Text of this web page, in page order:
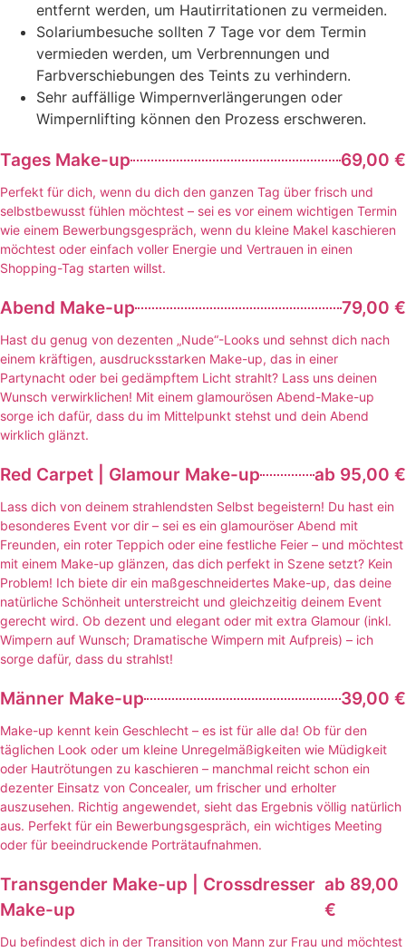
entfernt werden, um Hautirritationen zu vermeiden.
Solariumbesuche sollten 7 Tage vor dem Termin
vermieden werden, um Verbrennungen und
Farbverschiebungen des Teints zu verhindern.
Sehr auffällige Wimpernverlängerungen oder
Wimpernlifting können den Prozess erschweren.
Tages Make-up 69,00 €
Perfekt für dich, wenn du dich den ganzen Tag über frisch und
selbstbewusst fühlen möchtest – sei es vor einem wichtigen Termin
wie einem Bewerbungsgespräch, wenn du kleine Makel kaschieren
möchtest oder einfach voller Energie und Vertrauen in einen
Shopping-Tag starten willst.
Abend Make-up 79,00 €
Hast du genug von dezenten „Nude“-Looks und sehnst dich nach
einem kräftigen, ausdrucksstarken Make-up, das in einer
Partynacht oder bei gedämpftem Licht strahlt? Lass uns deinen
Wunsch verwirklichen! Mit einem glamourösen Abend-Make-up
sorge ich dafür, dass du im Mittelpunkt stehst und dein Abend
wirklich glänzt.
Red Carpet | Glamour Make-up ab 95,00 €
Lass dich von deinem strahlendsten Selbst begeistern! Du hast ein
besonderes Event vor dir – sei es ein glamouröser Abend mit
Freunden, ein roter Teppich oder eine festliche Feier – und möchtest
mit einem Make-up glänzen, das dich perfekt in Szene setzt? Kein
Problem! Ich biete dir ein maßgeschneidertes Make-up, das deine
natürliche Schönheit unterstreicht und gleichzeitig deinem Event
gerecht wird. Ob dezent und elegant oder mit extra Glamour (inkl.
Wimpern auf Wunsch; Dramatische Wimpern mit Aufpreis) – ich
sorge dafür, dass du strahlst!
Männer Make-up 39,00 €
Make-up kennt kein Geschlecht – es ist für alle da! Ob für den
täglichen Look oder um kleine Unregelmäßigkeiten wie Müdigkeit
oder Hautrötungen zu kaschieren – manchmal reicht schon ein
dezenter Einsatz von Concealer, um frischer und erholter
auszusehen. Richtig angewendet, sieht das Ergebnis völlig natürlich
aus. Perfekt für ein Bewerbungsgespräch, ein wichtiges Meeting
oder für beeindruckende Porträtaufnahmen.
Transgender Make-up | Crossdresser
Make-up
ab 89,00
€
Du befindest dich in der Transition von Mann zur Frau und möchtest